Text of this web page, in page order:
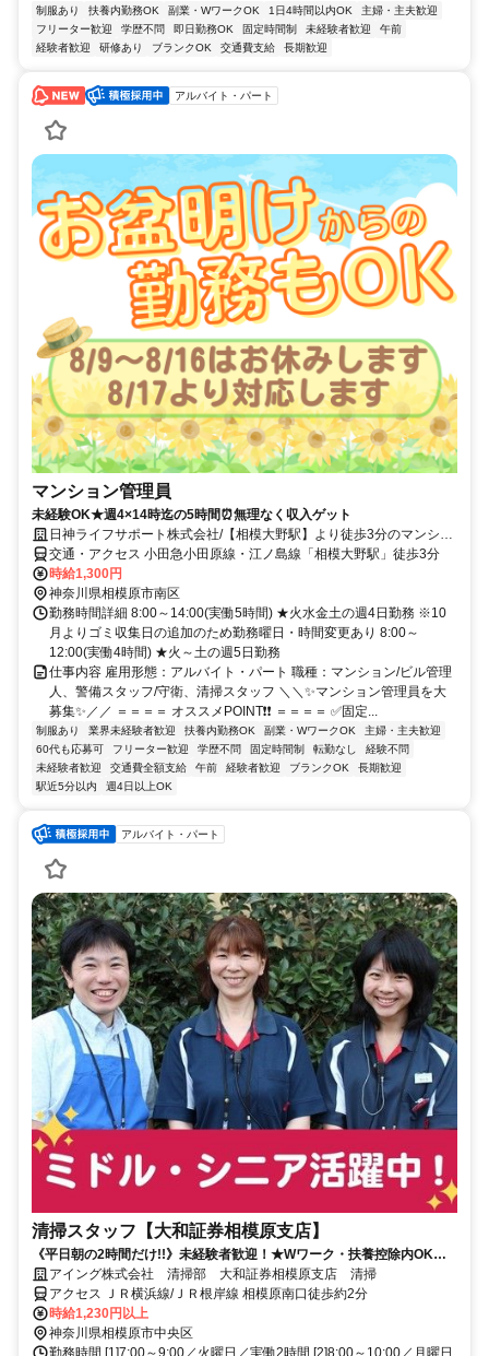
制服あり 扶養内勤務OK 副業・WワークOK 1日4時間以内OK
主婦・主夫歓迎
フリーター歓迎
学歴不問 即日勤務OK 固定時間制 未経験者歓迎
午前
経験者歓迎
研修あり ブランクOK 交通費支給 長期歓迎
アルバイト・パート
マンション管理員
未経験OK★週4×14時迄の5時間⏰無理なく収入ゲット
日神ライフサポート株式会社/【相模大野駅】より徒歩3分のマンショ
ン
交通・アクセス 小田急小田原線・江ノ島線「相模大野駅」徒歩3分
時給1,300円
神奈川県相模原市南区
勤務時間詳細 8:00～14:00(実働5時間) ★火水金土の週4日勤務 ※10
月よりゴミ収集日の追加のため勤務曜日・時間変更あり 8:00～
12:00(実働4時間) ★火～土の週5日勤務
仕事内容 雇用形態：アルバイト・パート 職種：マンション/ビル管理
人、警備スタッフ/守衛、清掃スタッフ ＼＼✨マンション管理員を大
募集✨／／ ＝＝＝＝ オススメPOINT❗❗ ＝＝＝＝ ✅固定...
制服あり 業界未経験者歓迎 扶養内勤務OK 副業・WワークOK
主婦・主夫歓迎
60代も応募可
フリーター歓迎 学歴不問 固定時間制 転勤なし
経験不問
未経験者歓迎
交通費全額支給 午前 経験者歓迎 ブランクOK
長期歓迎
駅近5分以内
週4日以上OK
アルバイト・パート
清掃スタッフ【大和証券相模原支店】
《平日朝の2時間だけ!!》未経験者歓迎！★Wワーク・扶養控除内OK！
★月曜or火曜or月火に勤務できる方大歓迎！
アイング株式会社 清掃部 大和証券相模原支店 清掃
アクセス ＪＲ横浜線/ＪＲ根岸線 相模原南口徒歩約2分
時給1,230円以上
神奈川県相模原市中央区
勤務時間 [1]7:00～9:00／火曜日／実働2時間 [2]8:00～10:00／月曜日